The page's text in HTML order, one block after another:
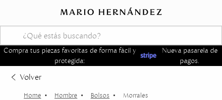
Compra tus piezas favoritas de forma fácil y
protegida:
Nueva pasarela de
pagos.
Volver
Hombre Bolsos Morrales